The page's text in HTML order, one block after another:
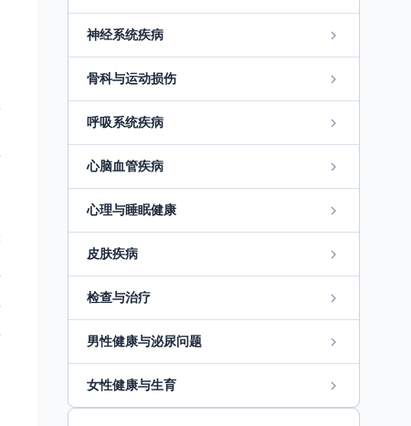
神经系统疾病
骨科与运动损伤
呼吸系统疾病
心脑血管疾病
心理与睡眠健康
皮肤疾病
检查与治疗
男性健康与泌尿问题
女性健康与生育